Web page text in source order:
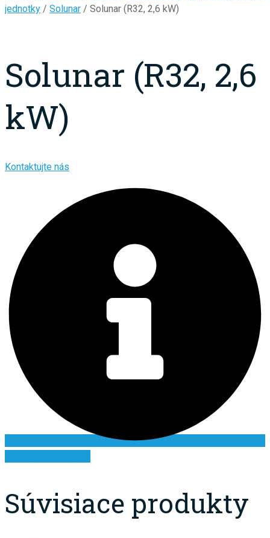
jednotky / Solunar / Solunar (R32, 2,6 kW)
Solunar (R32, 2,6
kW)
Kontaktujte nás
Súvisiace produkty